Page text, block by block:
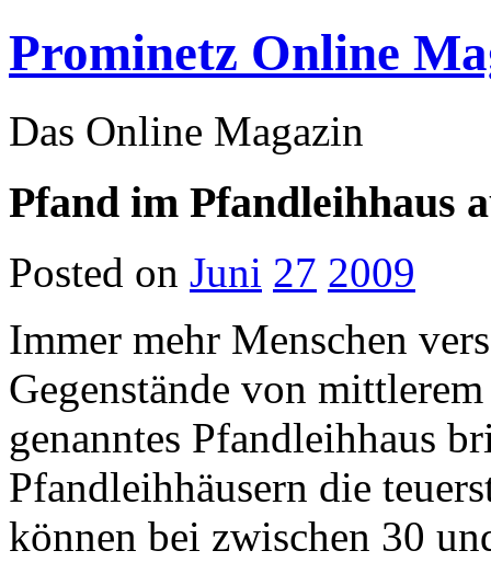
Prominetz Online
Das Online Magazin
Pfand im Pfandleihhaus
Posted on Juni 27 2009
Immer mehr Menschen
Gegenstände von
genanntes Pfandleihhaus
Pfandleihhäusern die
können bei zwischen 30